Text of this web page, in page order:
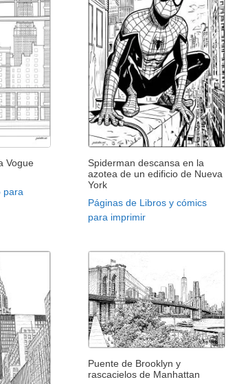
Vogue
para
Spiderman descansa en la
azotea de un edificio de Nueva
York
Páginas de Libros y cómics
para imprimir
Puente de Brooklyn y
rascacielos de Manhattan